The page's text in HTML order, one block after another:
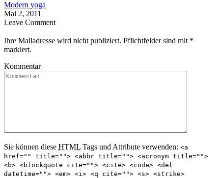
Modern yoga
Mai 2, 2011
Leave Comment
Ihre Mailadresse wird nicht publiziert. Pflichtfelder sind mit *
markiert.
Kommentar
Sie können diese HTML Tags und Attribute verwenden: <a
href="" title=""> <abbr title=""> <acronym title="">
<b> <blockquote cite=""> <cite> <code> <del
datetime=""> <em> <i> <q cite=""> <s> <strike>